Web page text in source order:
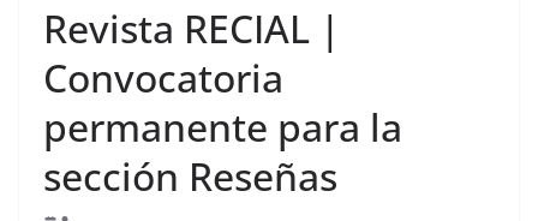
Revista RECIAL |
Convocatoria
permanente para la
sección Reseñas